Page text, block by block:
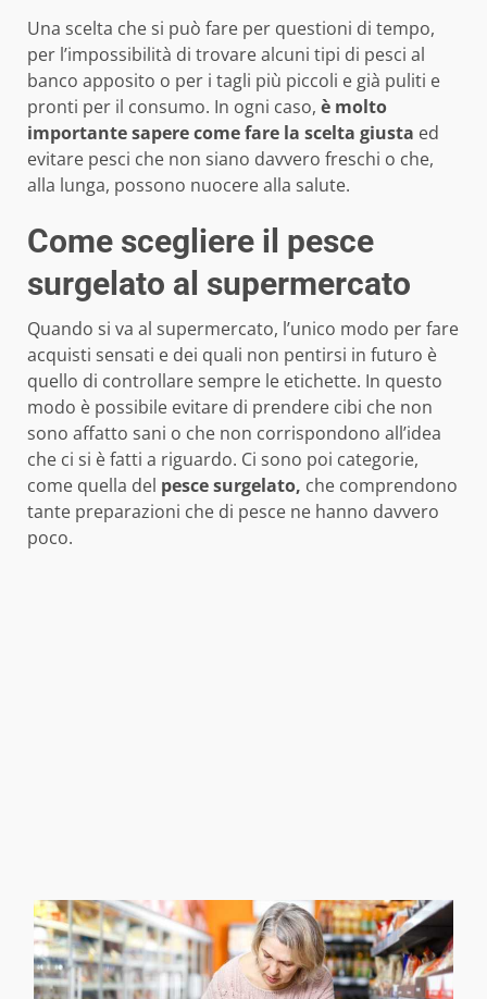
Una scelta che si può fare per questioni di tempo,
per l’impossibilità di trovare alcuni tipi di pesci al
banco apposito o per i tagli più piccoli e già puliti e
pronti per il consumo. In ogni caso, è molto
importante sapere come fare la scelta giusta ed
evitare pesci che non siano davvero freschi o che,
alla lunga, possono nuocere alla salute.
Come scegliere il pesce
surgelato al supermercato
Quando si va al supermercato, l’unico modo per fare
acquisti sensati e dei quali non pentirsi in futuro è
quello di controllare sempre le etichette. In questo
modo è possibile evitare di prendere cibi che non
sono affatto sani o che non corrispondono all’idea
che ci si è fatti a riguardo. Ci sono poi categorie,
come quella del pesce surgelato, che comprendono
tante preparazioni che di pesce ne hanno davvero
poco.